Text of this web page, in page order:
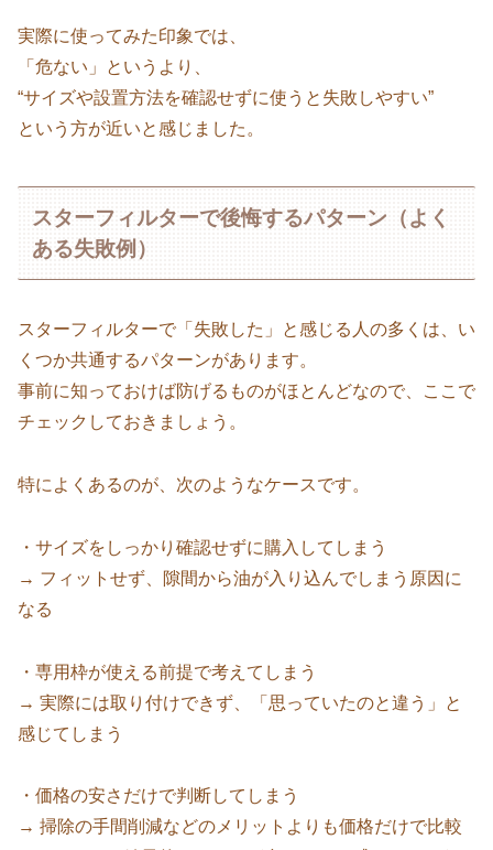
実際に使ってみた印象では、
「危ない」というより、
“サイズや設置方法を確認せずに使うと失敗しやすい”
という方が近いと感じました。
スターフィルターで後悔するパターン（よく
ある失敗例）
スターフィルターで「失敗した」と感じる人の多くは、い
くつか共通するパターンがあります。
事前に知っておけば防げるものがほとんどなので、ここで
チェックしておきましょう。
特によくあるのが、次のようなケースです。
・サイズをしっかり確認せずに購入してしまう
→ フィットせず、隙間から油が入り込んでしまう原因に
なる
・専用枠が使える前提で考えてしまう
→ 実際には取り付けできず、「思っていたのと違う」と
感じてしまう
・価格の安さだけで判断してしまう
→ 掃除の手間削減などのメリットよりも価格だけで比較